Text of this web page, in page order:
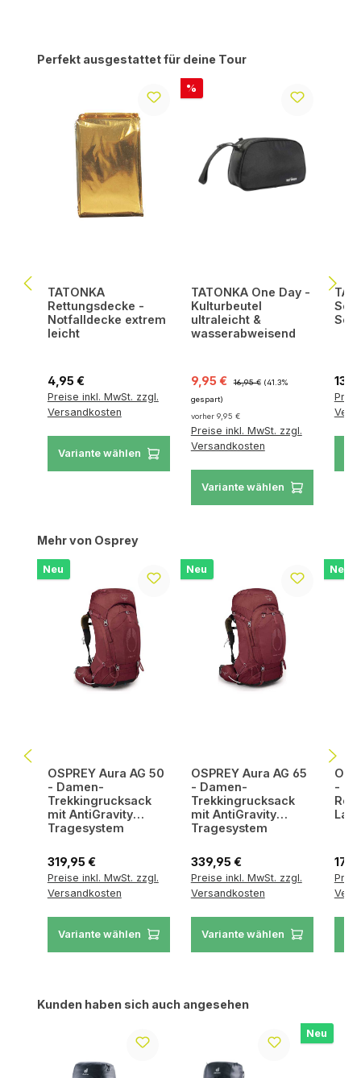
Produktgalerie überspringen
Perfekt ausgestattet für deine Tour
TATONKA
Rettungsdecke -
Notfalldecke extrem
leicht
Regulärer Preis:
4,95 €
Preise inkl. MwSt. zzgl.
Versandkosten
Variante wählen
Rabatt
%
TATONKA One Day -
Kulturbeutel
ultraleicht &
wasserabweisend
Verkaufspreis:
9,95 € 16,95 € (41.3%
gespart)
vorher 9,95 €
Preise inkl. MwSt. zzgl.
Versandkosten
Variante wählen
Set
Produktgalerie überspringen
Mehr von Osprey
Neu
OSPREY Aura AG 50
- Damen-
Trekkingrucksack
mit AntiGravity
Tragesystem
Regulärer Preis:
319,95 €
Preise inkl. MwSt. zzgl.
Versandkosten
Variante wählen
Neu
OSPREY Aura AG 65
- Damen-
Trekkingrucksack
mit AntiGravity
Tragesystem
Regulärer Preis:
339,95 €
Preise inkl. MwSt. zzgl.
Versandkosten
Variante wählen
Neu
-
Produktgalerie überspringen
Kunden haben sich auch angesehen
Neu